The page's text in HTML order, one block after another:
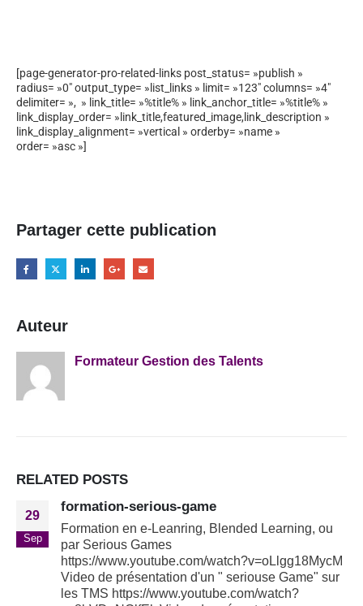
[page-generator-pro-related-links post_status= »publish »
radius= »0″ output_type= »list_links » limit= »123″ columns= »4″
delimiter= », » link_title= »%title% » link_anchor_title= »%title% »
link_display_order= »link_title,featured_image,link_description »
link_display_alignment= »vertical » orderby= »name »
order= »asc »]
Partager cette publication
Auteur
Formateur Gestion des Talents
RELATED POSTS
29
Sep
formation-serious-game
Formation en e-Leanring, Blended Learning, ou
par Serious Games
https://www.youtube.com/watch?v=oLlgg18MycM
Video de présentation d'un " seriouse Game" sur
les TMS https://www.youtube.com/watch?